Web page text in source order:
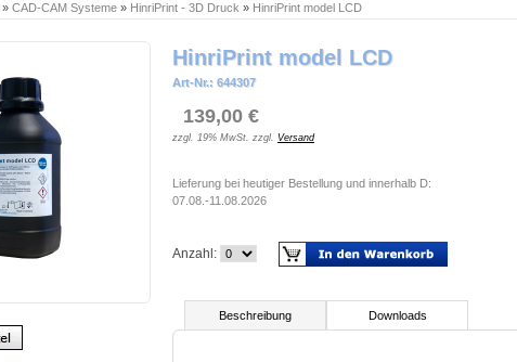
» CAD-CAM Systeme » HinriPrint - 3D Druck » HinriPrint model LCD
HinriPrint model LCD
Art-Nr.: 644307
139,00 €
zzgl. 19% MwSt. zzgl. Versand
Lieferung bei heutiger Bestellung und innerhalb D:
07.08.-11.08.2026
Anzahl:
Beschreibung Downloads